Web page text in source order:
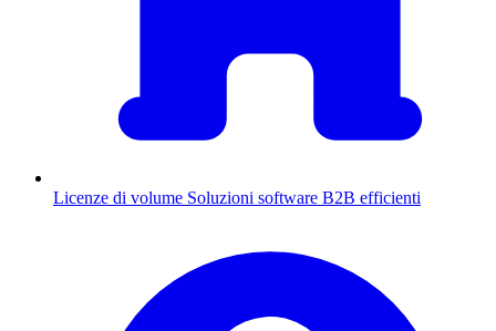
Licenze di volume Soluzioni software B2B efficienti